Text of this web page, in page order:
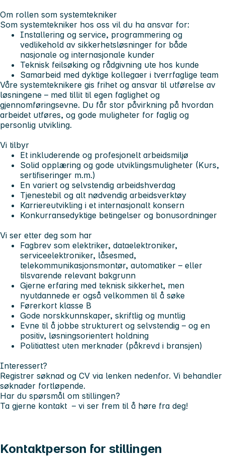
Om rollen som systemtekniker
Som systemtekniker hos oss vil du ha ansvar for:
Installering og service, programmering og
vedlikehold av sikkerhetsløsninger for både
nasjonale og internasjonale kunder
Teknisk feilsøking og rådgivning ute hos kunde
Samarbeid med dyktige kollegaer i tverrfaglige team
Våre systemteknikere gis frihet og ansvar til utførelse av
løsningene – med tillit til egen faglighet og
gjennomføringsevne. Du får stor påvirkning på hvordan
arbeidet utføres, og gode muligheter for faglig og
personlig utvikling.
Vi tilbyr
Et inkluderende og profesjonelt arbeidsmiljø
Solid opplæring og gode utviklingsmuligheter (Kurs,
sertifiseringer m.m.)
En variert og selvstendig arbeidshverdag
Tjenestebil og alt nødvendig arbeidsverktøy
Karriereutvikling i et internasjonalt konsern
Konkurransedyktige betingelser og bonusordninger
Vi ser etter deg som har
Fagbrev som elektriker, dataelektroniker,
serviceelektroniker, låsesmed,
telekommunikasjonsmontør, automatiker – eller
tilsvarende relevant bakgrunn
Gjerne erfaring med teknisk sikkerhet, men
nyutdannede er også velkommen til å søke
Førerkort klasse B
Gode norskkunnskaper, skriftlig og muntlig
Evne til å jobbe strukturert og selvstendig – og en
positiv, løsningsorientert holdning
Politiattest uten merknader (påkrevd i bransjen)
Interessert?
Registrer søknad og CV via lenken nedenfor. Vi behandler
søknader fortløpende.
Har du spørsmål om stillingen?
Ta gjerne kontakt – vi ser frem til å høre fra deg!
Kontaktperson for stillingen